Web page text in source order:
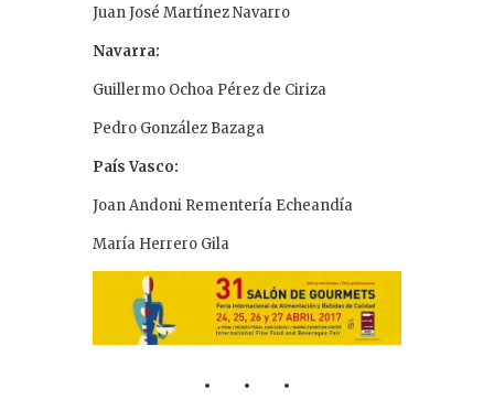
Juan José Martínez Navarro
Navarra:
Guillermo Ochoa Pérez de Ciriza
Pedro González Bazaga
País Vasco:
Joan Andoni Rementería Echeandía
María Herrero Gila